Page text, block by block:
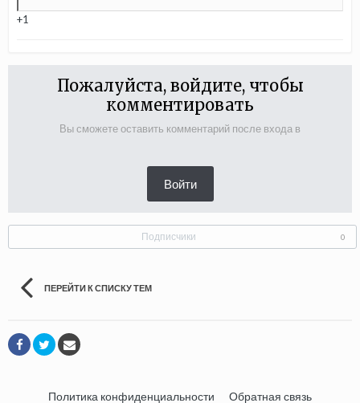
+1
Пожалуйста, войдите, чтобы
комментировать
Вы сможете оставить комментарий после входа в
Войти
Подписчики 0
ПЕРЕЙТИ К СПИСКУ ТЕМ
Политика конфиденциальности Обратная связь